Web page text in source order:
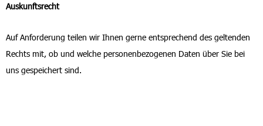
Auskunftsrecht
Auf Anforderung teilen wir Ihnen gerne entsprechend des geltenden
Rechts mit, ob und welche personenbezogenen Daten über Sie bei
uns gespeichert sind.